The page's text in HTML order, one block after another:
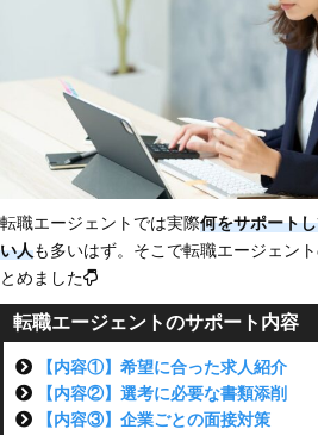
転職エージェントでは実際何をサポート
い人も多いはず。そこで転職エージェン
とめました
転職エージェントのサポート内容
【内容①】希望に合った求人紹介
【内容②】選考に必要な書類添削
【内容③】企業ごとの面接対策